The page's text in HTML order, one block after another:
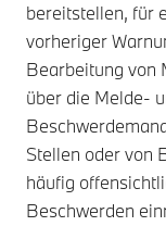
bereitstellen, für
vorheriger
Bearbeitung von
über die Melde-
Stellen oder von
häufig
Beschwerden